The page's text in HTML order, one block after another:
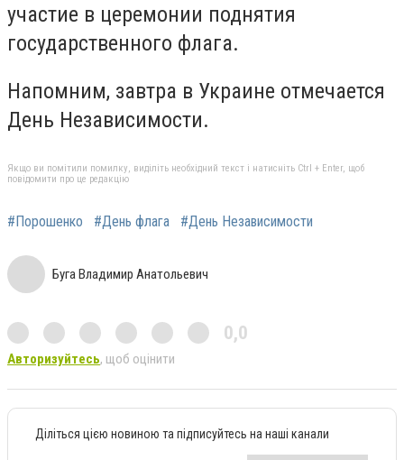
участие в церемонии поднятия
государственного флага.
Напомним, завтра в Украине отмечается
День Независимости.
Якщо ви помітили помилку, виділіть необхідний текст і натисніть Ctrl + Enter, щоб
повідомити про це редакцію
#Порошенко #День флага #День Независимости
Буга Владимир Анатольевич
0,0
Авторизуйтесь, щоб оцінити
Діліться цією новиною та підписуйтесь на наші канали